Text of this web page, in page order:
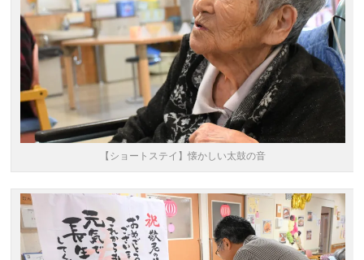
【ショートステイ】懐かしい太鼓の音